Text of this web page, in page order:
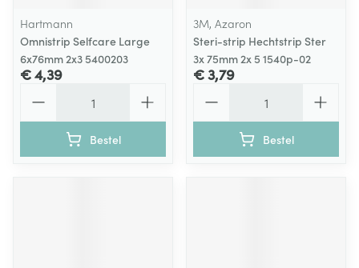
Hartmann
Omnistrip Selfcare Large
6x76mm 2x3 5400203
€ 4,39
Bestel
3M, Azaron
Steri-strip Hechtstrip Ster
3x 75mm 2x 5 1540p-02
€ 3,79
Bestel